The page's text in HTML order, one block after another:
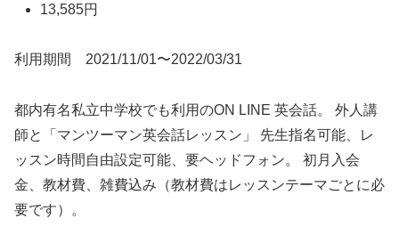
13,585円
利用期間 2021/11/01〜2022/03/31
都内有名私立中学校でも利用のON LINE 英会話。 外人講
師と「マンツーマン英会話レッスン」 先生指名可能、レ
ッスン時間自由設定可能、要ヘッドフォン。 初月入会
金、教材費、雑費込み（教材費はレッスンテーマごとに必
要です）。